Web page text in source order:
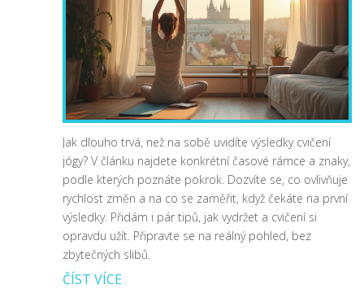
Jak dlouho trvá, než na sobě uvidíte výsledky cvičení
jógy? V článku najdete konkrétní časové rámce a znaky,
podle kterých poznáte pokrok. Dozvíte se, co ovlivňuje
rychlost změn a na co se zaměřit, když čekáte na první
výsledky. Přidám i pár tipů, jak vydržet a cvičení si
opravdu užít. Připravte se na reálný pohled, bez
zbytečných slibů.
ČÍST VÍCE